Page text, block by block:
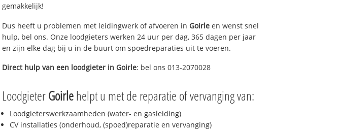
gemakkelijk!
Dus heeft u problemen met leidingwerk of afvoeren in Goirle en wenst snel
hulp, bel ons. Onze loodgieters werken 24 uur per dag, 365 dagen per jaar
en zijn elke dag bij u in de buurt om spoedreparaties uit te voeren.
Direct hulp van een loodgieter in Goirle: bel ons 013-2070028
LoodgieterGoirlehelpt u met de reparatie of vervanging van:
Loodgieterswerkzaamheden (water- en gasleiding)
CV installaties (onderhoud, (spoed)reparatie en vervanging)